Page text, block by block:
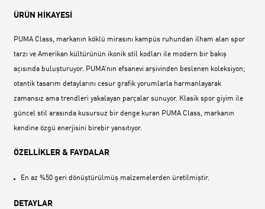
ÜRÜN HİKAYESİ
PUMA Class, markanın köklü mirasını kampüs ruhundan ilham alan spor
tarzı ve Amerikan kültürünün ikonik stil kodları ile modern bir bakış
açısında buluşturuyor. PUMA’nın efsanevi arşivinden beslenen koleksiyon;
otantik tasarım detaylarını cesur grafik yorumlarla harmanlayarak
zamansız ama trendleri yakalayan parçalar sunuyor. Klasik spor giyim ile
güncel stil arasında kusursuz bir denge kuran PUMA Class, markanın
kendine özgü enerjisini birebir yansıtıyor.
ÖZELLİKLER & FAYDALAR
En az %50 geri dönüştürülmüş malzemelerden üretilmiştir.
DETAYLAR